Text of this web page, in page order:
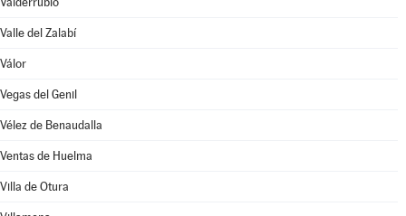
Valle del Zalabí
Válor
Vegas del Genil
Vélez de Benaudalla
Ventas de Huelma
Villa de Otura